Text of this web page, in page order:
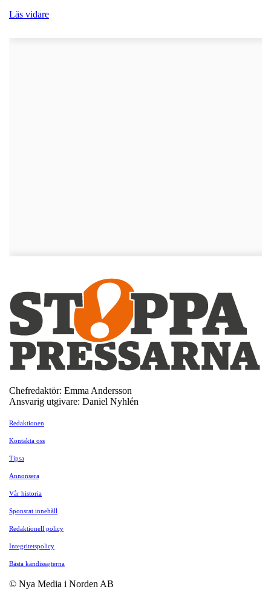
Läs vidare
Chefredaktör: Emma Andersson
Ansvarig utgivare: Daniel Nyhlén
Redaktionen
Kontakta oss
Tipsa
Annonsera
Vår historia
Sponsrat innehåll
Redaktionell policy
Integritetspolicy
Bästa kändissajterna
© Nya Media i Norden AB